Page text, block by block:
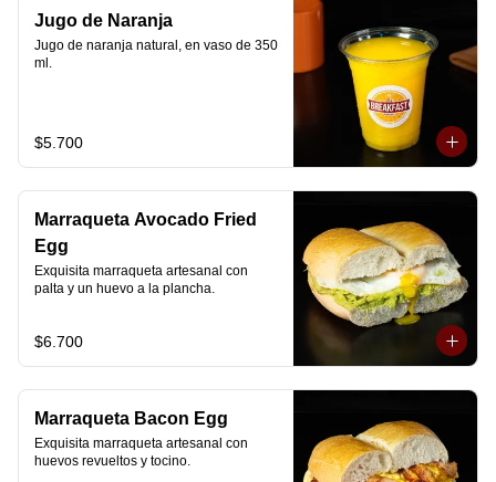
Jugo de Naranja
Jugo de naranja natural, en vaso de 350
ml.
$5.700
Marraqueta Avocado Fried
Egg
Exquisita marraqueta artesanal con
palta y un huevo a la plancha.
$6.700
Marraqueta Bacon Egg
Exquisita marraqueta artesanal con
huevos revueltos y tocino.